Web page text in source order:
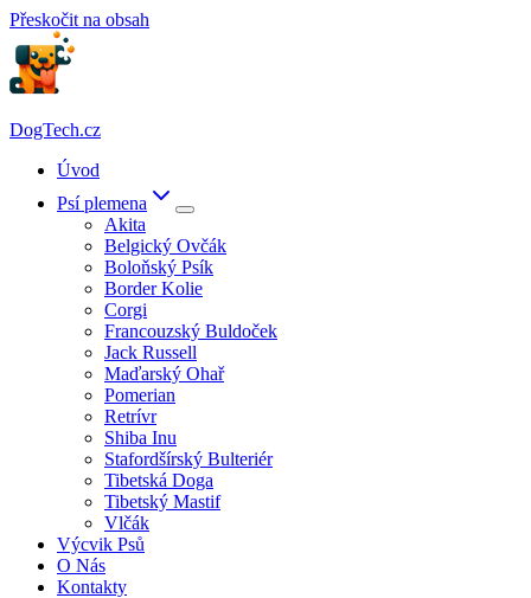
Přeskočit na obsah
DogTech.cz
Úvod
Psí plemena
Akita
Belgický Ovčák
Boloňský Psík
Border Kolie
Corgi
Francouzský Buldoček
Jack Russell
Maďarský Ohař
Pomerian
Retrívr
Shiba Inu
Stafordšírský Bulteriér
Tibetská Doga
Tibetský Mastif
Vlčák
Výcvik Psů
O Nás
Kontakty